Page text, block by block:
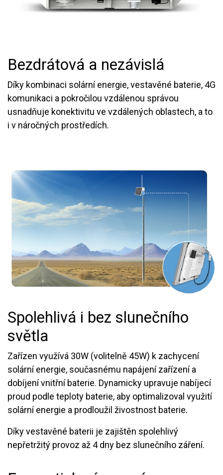
Bezdrátová a nezávislá
Díky kombinaci solární energie, vestavěné baterie, 4G
komunikaci a pokročilou vzdálenou správou
usnadňuje konektivitu ve vzdálených oblastech, a to
i v náročných prostředích.
Spolehlivá i bez slunečního
světla
Zařízen využívá 30W (volitelně 45W) k zachycení
solární energie, současnému napájení zařízení a
dobíjení vnitřní baterie. Dynamicky upravuje nabíjecí
proud podle teploty baterie, aby optimalizoval využití
solární energie a prodloužil živostnost baterie.
Díky vestavěné baterii je zajištěn spolehlivý
nepřetržitý provoz až 4 dny bez slunečního záření.